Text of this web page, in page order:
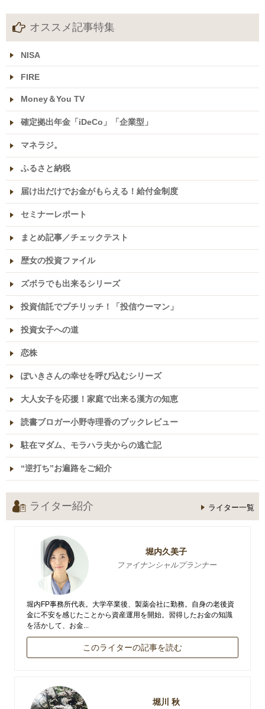
オススメ記事特集
NISA
FIRE
Money＆You TV
確定拠出年金「iDeCo」「企業型」
マネラジ。
ふるさと納税
届け出だけでお金がもらえる！給付金制度
セミナーレポート
まとめ記事／チェックテスト
歴女の投資ファイル
ズボラでも出来るシリーズ
投資信託でプチリッチ！「投信ウーマン」
投資女子への道
恋株
ぽいきさんの幸せを呼び込むシリーズ
大人女子を応援！家庭で出来る漢方の知恵
読書ブロガー小野寺理香のブックレビュー
駐在マダム、モラハラ夫からの逃亡記
“逆打ち”お遍路をご紹介
ライター紹介 ライター一覧
堀内久美子
ファイナンシャルプランナー
堀内FP事務所代表。大学卒業後、製薬会社に勤務。自身の老後資
金に不安を感じたことから資産運用を開始。習得したお金の知識
を活かして、お金...
このライターの記事を読む
堀川 秋